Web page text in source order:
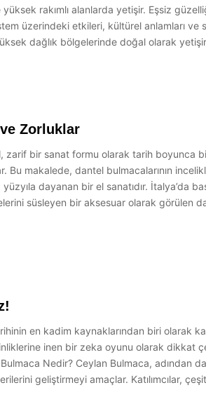
rakımlı alanlarda yetişir. Eşsiz
üzerindeki etkileri, kültürel anlamları ve
dağlık bölgelerinde doğal olarak
Zorluklar
zarif bir sanat formu olarak tarih boyunca
makalede, dantel bulmacalarının
dayanan bir el sanatıdır. İtalya’da
süsleyen bir aksesuar olarak görülen
en kadim kaynaklarından biri olarak
inen bir zeka oyunu olarak
Nedir? Ceylan Bulmaca, adından
geliştirmeyi amaçlar. Katılımcılar,